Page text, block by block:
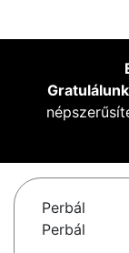
Perbál
Perbál